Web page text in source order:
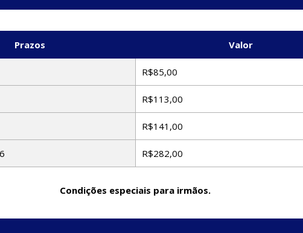
Prazos Valor
R$85,00
R$113,00
R$141,00
R$282,00
Condições especiais para irmãos.